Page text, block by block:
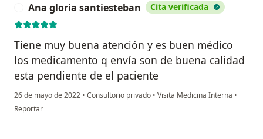
Ana gloria santiesteban Cita verificada
Tiene muy buena atención y es buen médico
los medicamento q envía son de buena calidad
esta pendiente de el paciente
26 de mayo de 2022 • Consultorio privado • Visita Medicina Interna •
en opinión del usuario Ana gloria santiesteban
Reportar